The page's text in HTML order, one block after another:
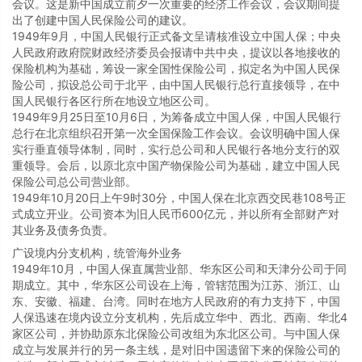
会议。这是新中国成立前夕一次重要的经济工作会议，会议期间提
出了创建中国人民保险公司的建议。
1949年9月，中国人民银行正式备文呈请核准设立中国人保；中央
人民政府政府院财政经济委员会报请中共中央，提议以各地接收的
保险机构为基础，筹设一家全国性保险公司，拟定名为中国人民保
险公司，拟设总公司于北平，由中国人民银行总行直接领导，在中
国人民银行各区行所在地设立地区公司。
1949年9月25日至10月6日，为筹备成立中国人保，中国人民银行
总行在北京组织召开第一次全国保险工作会议。会议明确中国人保
实行垂直领导体制，同时，实行总公司和人民银行各地分支行的双
重领导。会后，以原北京中国产物保险公司为基础，建立中国人民
保险公司总公司营业部。
1949年10月20日上午9时30分，中国人保在北京西交民巷108号正
式成立开业。公司资本为旧人民币600亿元，并以所有全部财产对
其业务及债务负责。
广设境内分支机构，统管海外业务
1949年10月，中国人保直属营业部、华东区公司和天津分公司于同
期成立。其中，华东区公司设在上海，管辖范围为江苏、浙江、山
东、安徽、福建、台湾。同时在地方人民政府的有力支持下，中国
人保迅速在境内设立分支机构，先后成立华中、西北、西南、华北4
家区公司，并协助原东北保险公司改组为东北区公司。与中国人保
成立与发展并行的另一条主线，是对旧中国遗留下来的保险公司的